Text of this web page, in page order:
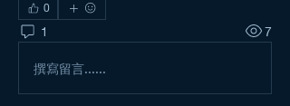
0
1 7
撰寫留言......